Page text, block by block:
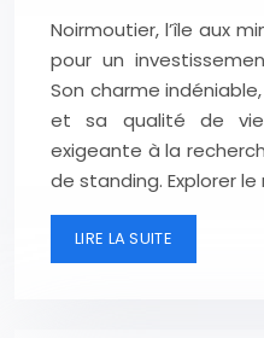
Noirmoutier, l’île aux
pour un
Son charme
et sa qualité de
exigeante à la
de standing. Explorer
LIRE LA SUITE